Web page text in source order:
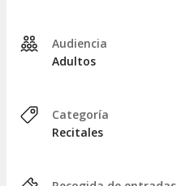
Audiencia
Adultos
Categoría
Recitales